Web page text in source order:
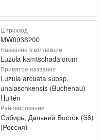
Штрихкод
MW0036200
Название в коллекции
Luzula kamtschadalorum
Принятое название
Luzula arcuata subsp.
unalaschkensis (Buchenau)
Hultén
Районирование
Сибирь, Дальний Восток (S6)
(Россия)